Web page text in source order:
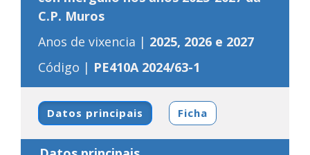
C.P. Muros
Anos de vixencia | 2025, 2026 e 2027
Código | PE410A 2024/63-1
Datos principais Ficha